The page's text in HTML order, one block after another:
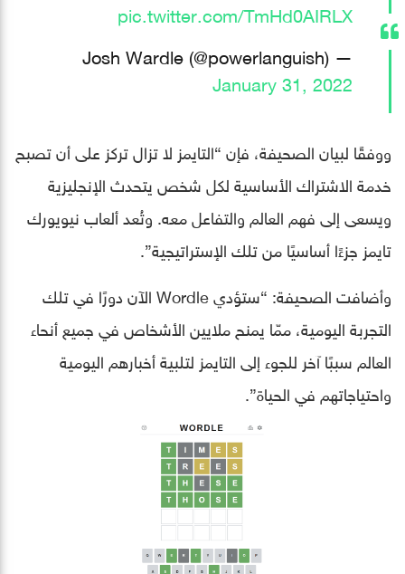
pic.twitter.com/TmHd0AIRLX
— Josh Wardle (@powerlanguish)
January 31, 2022
ووفقًا لبيان الصحيفة، فإن “التايمز لا تزال تركز على أن تصبح
خدمة الاشتراك الأساسية لكل شخص يتحدث الإنجليزية
ويسعى إلى فهم العالم والتفاعل معه. وتُعد ألعاب نيويورك
تايمز جزءًا أساسيًا من تلك الإستراتيجية”.
وأضافت الصحيفة: “ستؤدي Wordle الآن دورًا في تلك
التجربة اليومية، ممّا يمنح ملايين الأشخاص في جميع أنحاء
العالم سببًا آخر للجوء إلى التايمز لتلبية أخبارهم اليومية
واحتياجاتهم في الحياة”.